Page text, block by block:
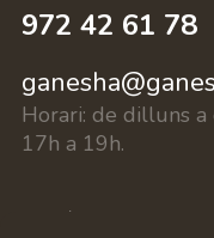
972 42 61 78
Horari: de dilluns a
17h a 19h.
c/ Fontanilles